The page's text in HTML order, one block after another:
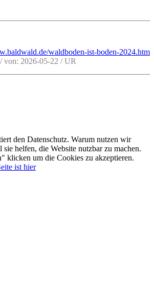
waldboden-ist-boden-2024.htm
von: 2026-05-22 / UR
den Datenschutz. Warum nutzen wir
helfen, die Website nutzbar zu machen.
klicken um die Cookies zu akzeptieren.
ist hier